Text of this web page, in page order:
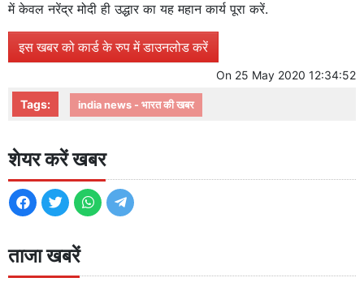
में केवल नरेंद्र मोदी ही उद्धार का यह महान कार्य पूरा करें.
इस खबर को कार्ड के रुप में डाउनलोड करें
On 25 May 2020 12:34:52
Tags: india news - भारत की खबर
शेयर करें खबर
ताजा खबरें